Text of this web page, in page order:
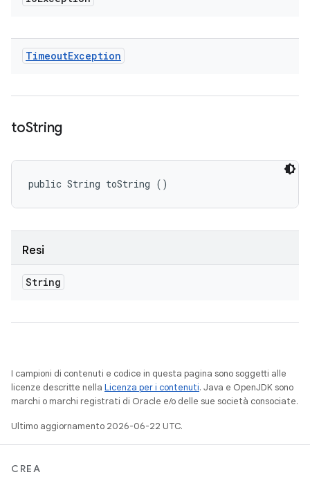
TimeoutException
toString
public String toString ()
Resi
String
I campioni di contenuti e codice in questa pagina sono soggetti alle
licenze descritte nella Licenza per i contenuti. Java e OpenJDK sono
marchi o marchi registrati di Oracle e/o delle sue società consociate.
Ultimo aggiornamento 2026-06-22 UTC.
CREA